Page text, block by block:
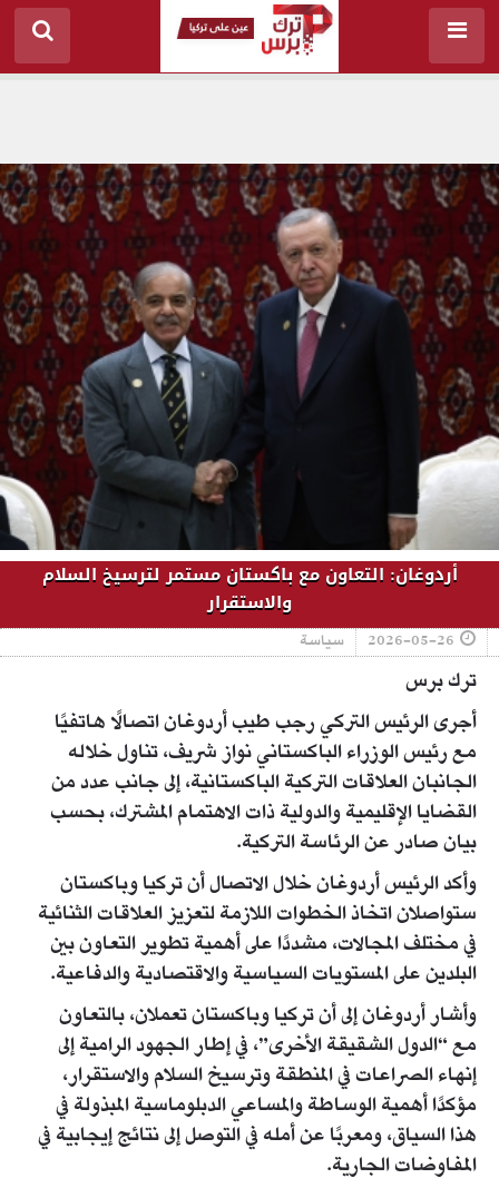
أردوغان: التعاون مع باكستان مستمر لترسيخ السلام
والاستقرار
2026-05-26 سياسة
ترك برس
أجرى الرئيس التركي رجب طيب أردوغان اتصالًا هاتفيًا
مع رئيس الوزراء الباكستاني نواز شريف، تناول خلاله
الجانبان العلاقات التركية الباكستانية، إلى جانب عدد من
القضايا الإقليمية والدولية ذات الاهتمام المشترك، بحسب
بيان صادر عن الرئاسة التركية.
وأكد الرئيس أردوغان خلال الاتصال أن تركيا وباكستان
ستواصلان اتخاذ الخطوات اللازمة لتعزيز العلاقات الثنائية
في مختلف المجالات، مشددًا على أهمية تطوير التعاون بين
البلدين على المستويات السياسية والاقتصادية والدفاعية.
وأشار أردوغان إلى أن تركيا وباكستان تعملان، بالتعاون
مع “الدول الشقيقة الأخرى”، في إطار الجهود الرامية إلى
إنهاء الصراعات في المنطقة وترسيخ السلام والاستقرار،
مؤكدًا أهمية الوساطة والمساعي الدبلوماسية المبذولة في
هذا السياق، ومعربًا عن أمله في التوصل إلى نتائج إيجابية في
المفاوضات الجارية.